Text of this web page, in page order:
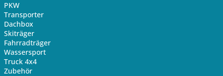
PKW
Transporter
Dachbox
Skiträger
Fahrradträger
Wassersport
Truck 4x4
Zubehör